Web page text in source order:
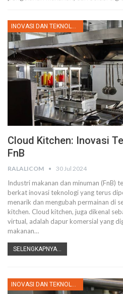
INOVASI DAN TEKNOLOGI
Cloud Kitchen: Inovasi
FnB
RALALICOM 30 Jul 2024
Industri makanan dan minuman (FnB)
berkat inovasi teknologi yang terus
menarik dan mengubah permainan di
kitchen. Cloud kitchen, juga dikenal
virtual, adalah dapur komersial yang
makanan…
SELENGKAPNYA...
INOVASI DAN TEKNOLOGI